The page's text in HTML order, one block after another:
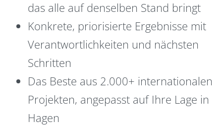
das alle auf denselben Stand bringt
Konkrete, priorisierte Ergebnisse mit
Verantwortlichkeiten und nächsten
Schritten
Das Beste aus 2.000+ internationalen
Projekten, angepasst auf Ihre Lage in
Hagen